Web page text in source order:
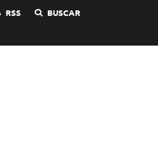
RSS BUSCAR